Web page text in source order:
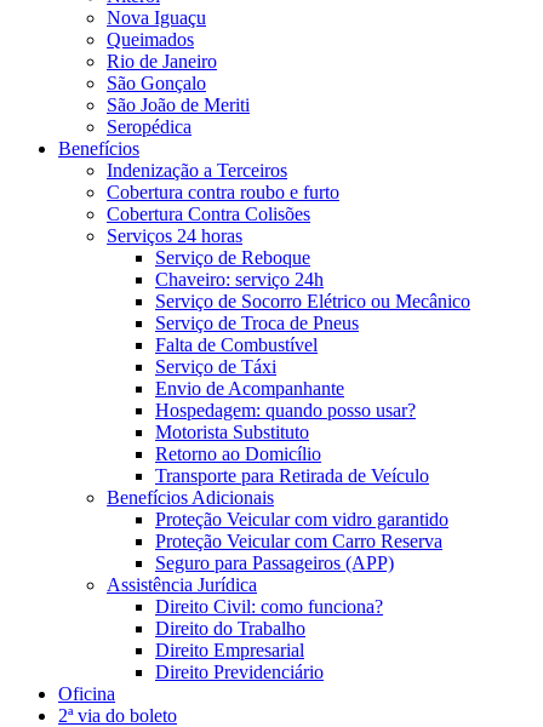
Nova Iguaçu
Queimados
Rio de Janeiro
São Gonçalo
São João de Meriti
Seropédica
Benefícios
Indenização a Terceiros
Cobertura contra roubo e furto
Cobertura Contra Colisões
Serviços 24 horas
Serviço de Reboque
Chaveiro: serviço 24h
Serviço de Socorro Elétrico ou Mecânico
Serviço de Troca de Pneus
Falta de Combustível
Serviço de Táxi
Envio de Acompanhante
Hospedagem: quando posso usar?
Motorista Substituto
Retorno ao Domicílio
Transporte para Retirada de Veículo
Benefícios Adicionais
Proteção Veicular com vidro garantido
Proteção Veicular com Carro Reserva
Seguro para Passageiros (APP)
Assistência Jurídica
Direito Civil: como funciona?
Direito do Trabalho
Direito Empresarial
Direito Previdenciário
Oficina
2ª via do boleto